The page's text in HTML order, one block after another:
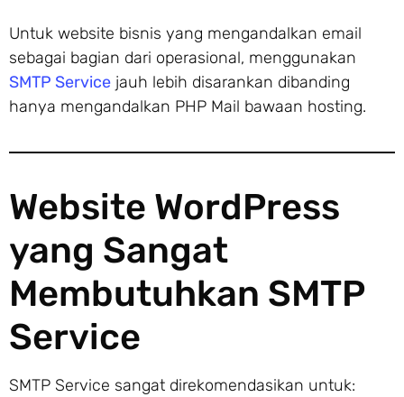
Untuk website bisnis yang mengandalkan email
sebagai bagian dari operasional, menggunakan
SMTP Service jauh lebih disarankan dibanding
hanya mengandalkan PHP Mail bawaan hosting.
Website WordPress
yang Sangat
Membutuhkan SMTP
Service
SMTP Service sangat direkomendasikan untuk: